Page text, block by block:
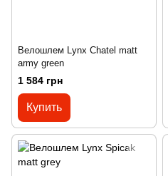
Велошлем Lynx Chatel matt
army green
1 584 грн
Купить